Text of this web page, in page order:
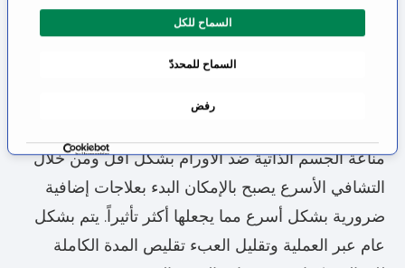
ة
السماح للكل
السماح للمحددّ
رفض
أسرع للعمل، وفقدان الدم بشكل أقل وبالتالي تبعات
أقل ناتجة عن ذلك والعودة السريعة على الأقدام
مناعة الجسم الذاتية ضد الأورام بشكل أقل ومن خلال
التشافي الأسرع يصبح بالإمكان البدء بعلاجات إضافية
ضرورية بشكل أسرع مما يجعلها أكثر تأثيراً. يتم بشكل
عام عبر العملية وتقليل العبء تقليص المدة الكاملة